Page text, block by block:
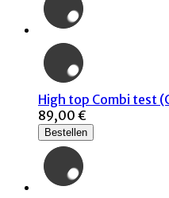
High top Combi test
89,00 €
Bestellen